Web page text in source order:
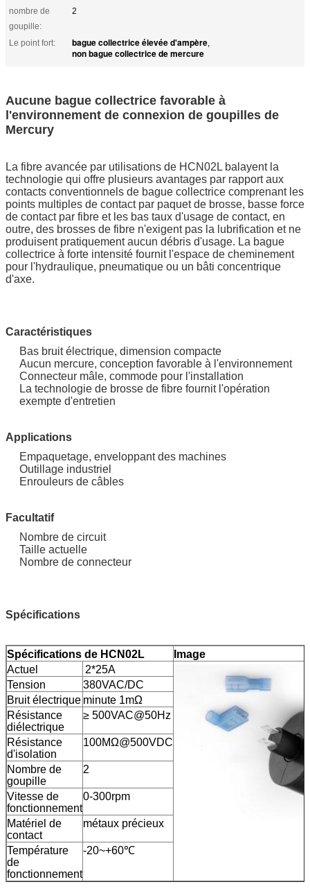
nombre de
goupille:
2
Le point fort: bague collectrice élevée d'ampère,
non bague collectrice de mercure
Aucune bague collectrice favorable à
l'environnement de connexion de goupilles de
Mercury
La fibre avancée par utilisations de HCN02L balayent la
technologie qui offre plusieurs avantages par rapport aux
contacts conventionnels de bague collectrice comprenant les
points multiples de contact par paquet de brosse, basse force
de contact par fibre et les bas taux d'usage de contact, en
outre, des brosses de fibre n'exigent pas la lubrification et ne
produisent pratiquement aucun débris d'usage. La bague
collectrice à forte intensité fournit l'espace de cheminement
pour l'hydraulique, pneumatique ou un bâti concentrique
d'axe.
Caractéristiques
Bas bruit électrique, dimension compacte
Aucun mercure, conception favorable à l'environnement
Connecteur mâle, commode pour l'installation
La technologie de brosse de fibre fournit l'opération
exempte d'entretien
Applications
Empaquetage, enveloppant des machines
Outillage industriel
Enrouleurs de câbles
Facultatif
Nombre de circuit
Taille actuelle
Nombre de connecteur
Spécifications
Spécifications de HCN02L
Image
Actuel
2*25A
Tension
380VAC/DC
Bruit électrique minute 1mΩ
Résistance
diélectrique
≥ 500VAC@50Hz
Résistance
d'isolation
100MΩ@500VDC
Nombre de
goupille
2
Vitesse de
fonctionnement
0-300rpm
Matériel de
contact
métaux précieux
Température
de
fonctionnement
-20~+60℃